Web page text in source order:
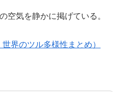
空気を静かに掲げている。
界のツル多様性まとめ）